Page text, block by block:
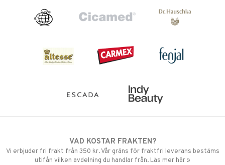
VAD KOSTAR FRAKTEN?
Vi erbjuder fri frakt från 350 kr. Vår gräns för fraktfri leverans bestäms
utifån vilken avdelning du handlar från. Läs mer här »